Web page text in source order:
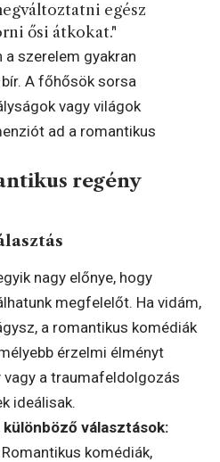
egész
ősi átkokat."
a szerelem gyakran
A főhősök sorsa
vagy világok
ad a romantikus
regény
nagy előnye, hogy
megfelelőt. Ha vidám,
a romantikus komédiák
érzelmi élményt
vagy a traumafeldolgozás
ideálisak.
választások:
Romantikus komédiák,